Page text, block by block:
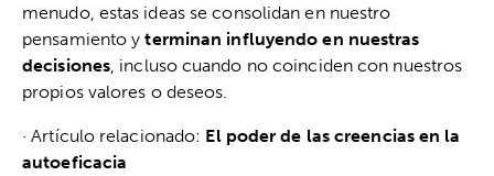
menudo, estas ideas se consolidan en nuestro
pensamiento yterminan influyendo en nuestras
decisiones , incluso cuando no coinciden con nuestros
propios valores o deseos.
· Artículo relacionado: El poder de las creencias en la
autoeficacia